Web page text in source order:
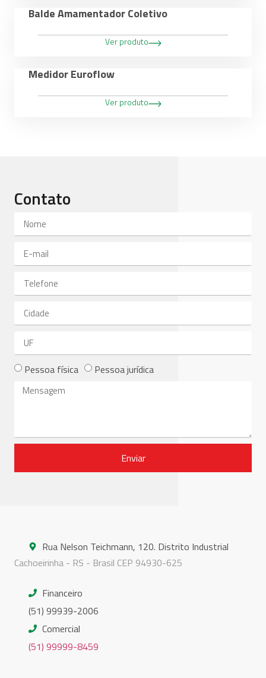
Balde Amamentador Coletivo
Ver produto
Medidor Euroflow
Ver produto
Contato
Pessoa física Pessoa jurídica
Enviar
Rua Nelson Teichmann, 120. Distrito Industrial
Cachoeirinha - RS - Brasil CEP 94930-625
Financeiro
(51) 99939-2006
Comercial
(51) 99999-8459